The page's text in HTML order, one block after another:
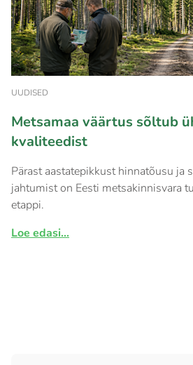
UUDISED
Metsamaa väärtus sõltub
kvaliteedist
Pärast aastatepikkust hinnatõusu ja
jahtumist on Eesti metsakinnisvara
etappi.
Loe edasi...